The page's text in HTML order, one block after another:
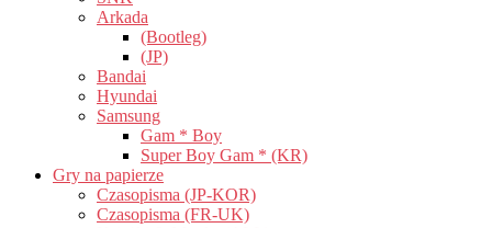
Arkada
(Bootleg)
(JP)
Bandai
Hyundai
Samsung
Gam * Boy
Super Boy Gam * (KR)
Gry na papierze
Czasopisma (JP-KOR)
Czasopisma (FR-UK)